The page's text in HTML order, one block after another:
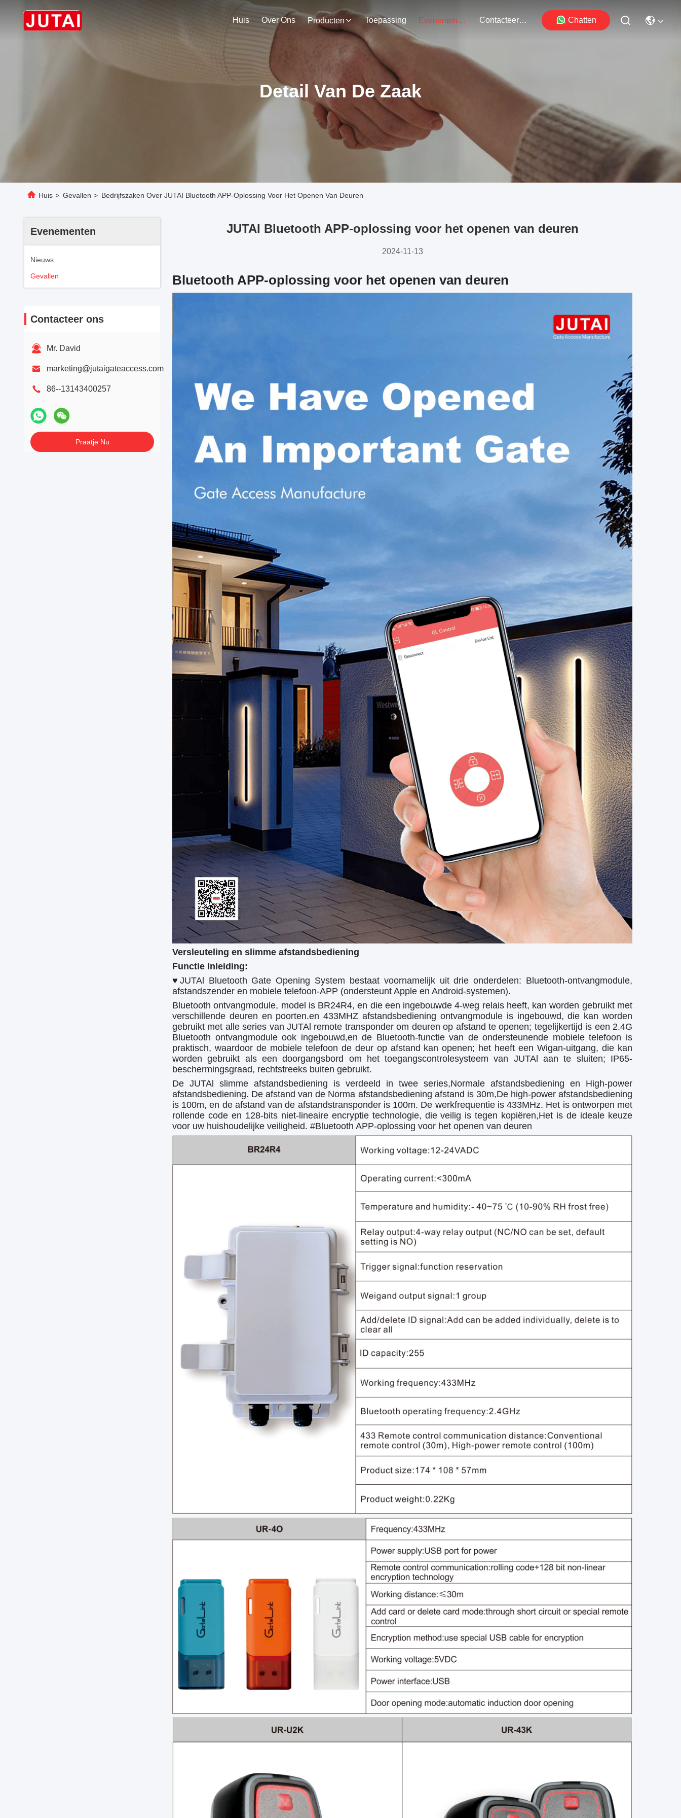
Huis Over Ons Producten Toepassing Evenementen Contacteer Ons Chatten
Detail Van De Zaak
Huis > Gevallen > Bedrijfszaken Over JUTAI Bluetooth APP-Oplossing Voor Het Openen Van Deuren
Evenementen
Nieuws
Gevallen
Contacteer ons
Mr. David
marketing@jutaigateaccess.com
86--13143400257
Praatje Nu
JUTAI Bluetooth APP-oplossing voor het openen van deuren
2024-11-13
Bluetooth APP-oplossing voor het openen van deuren
Versleuteling en slimme afstandsbediening
Functie Inleiding:
♥ JUTAl Bluetooth Gate Opening System bestaat voornamelijk uit drie onderdelen: Bluetooth-ontvangmodule,
afstandszender en mobiele telefoon-APP (ondersteunt Apple en Android-systemen).
Bluetooth ontvangmodule, model is BR24R4, en die een ingebouwde 4-weg relais heeft, kan worden gebruikt met
verschillende deuren en poorten.en 433MHZ afstandsbediening ontvangmodule is ingebouwd, die kan worden
gebruikt met alle series van JUTAl remote transponder om deuren op afstand te openen; tegelijkertijd is een 2.4G
Bluetooth ontvangmodule ook ingebouwd,en de Bluetooth-functie van de ondersteunende mobiele telefoon is
praktisch, waardoor de mobiele telefoon de deur op afstand kan openen; het heeft een Wigan-uitgang, die kan
worden gebruikt als een doorgangsbord om het toegangscontrolesysteem van JUTAl aan te sluiten; IP65-
beschermingsgraad, rechtstreeks buiten gebruikt.
De JUTAl slimme afstandsbediening is verdeeld in twee series,Normale afstandsbediening en High-power
afstandsbediening. De afstand van de Norma afstandsbediening afstand is 30m,De high-power afstandsbediening
is 100m, en de afstand van de afstandstransponder is 100m. De werkfrequentie is 433MHz. Het is ontworpen met
rollende code en 128-bits niet-lineaire encryptie technologie, die veilig is tegen kopiëren,Het is de ideale keuze
voor uw huishoudelijke veiligheid. #Bluetooth APP-oplossing voor het openen van deuren